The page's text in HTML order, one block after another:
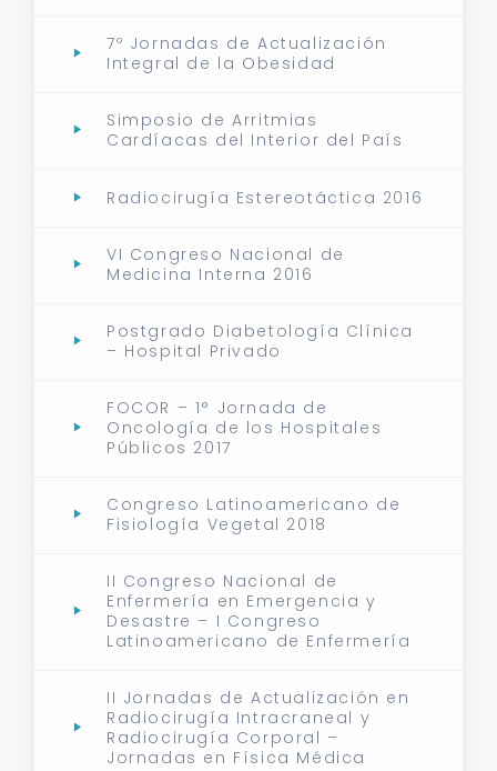
7º Jornadas de Actualización
Integral de la Obesidad
Simposio de Arritmias
Cardíacas del Interior del País
Radiocirugía Estereotáctica 2016
VI Congreso Nacional de
Medicina Interna 2016
Postgrado Diabetología Clínica
– Hospital Privado
FOCOR – 1° Jornada de
Oncología de los Hospitales
Públicos 2017
Congreso Latinoamericano de
Fisiología Vegetal 2018
II Congreso Nacional de
Enfermería en Emergencia y
Desastre – I Congreso
Latinoamericano de Enfermería
II Jornadas de Actualización en
Radiocirugía Intracraneal y
Radiocirugía Corporal –
Jornadas en Física Médica